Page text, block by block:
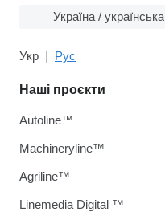
Україна / українська
Укр Рус
Наші проєкти
Autoline™
Machineryline™
Agriline™
Linemedia Digital ™